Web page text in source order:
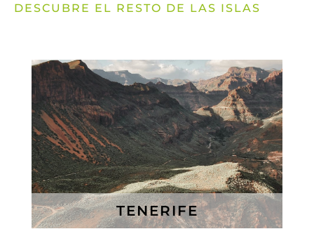
DESCUBRE EL RESTO DE LAS ISLAS
TENERIFE